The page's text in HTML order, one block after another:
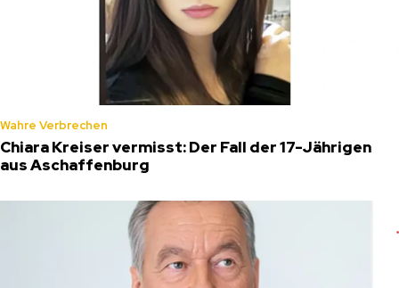
Wahre Verbrechen
Chiara Kreiser vermisst: Der Fall der 17-Jährigen
aus Aschaffenburg